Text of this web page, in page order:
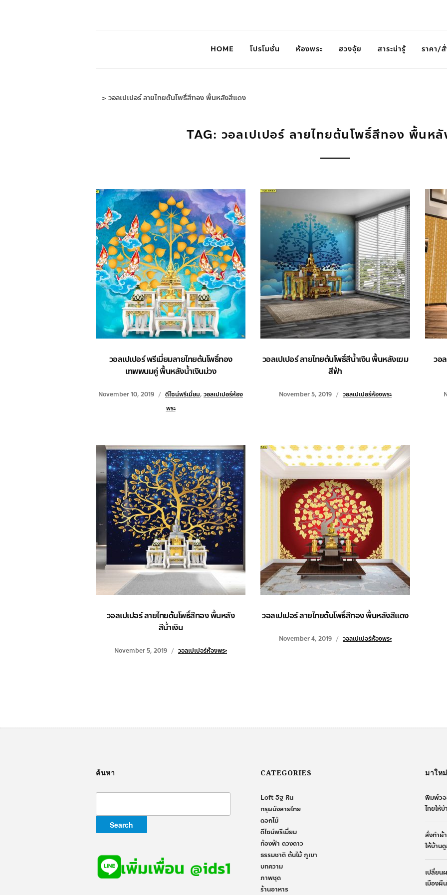
HOME โปรโมชั่น ห้องพระ ฮวงจุ้ย สาระน่ารู้ ราคา/
>วอลเปเปอร์ ลายไทยต้นโพธิ์สีทอง พื้นหลังสีแดง
TAG: วอลเปเปอร์ ลายไทยต้นโพธิ์สีทอง พื้นห
วอลเปเปอร์ พรีเมี่ยมลายไทยต้นโพธิ์ทอง
เทพพนมคู่ พื้นหลังน้ำเงินม่วง
November 10, 2019 ดีไซน์พรีเมี่ยม, วอลเปเปอร์ห้อง
พระ
วอลเปเปอร์ ลายไทยต้นโพธิ์สีน้ำเงิน พื้นหลังเฆม
สีฟ้า
November 5, 2019 วอลเปเปอร์ห้องพระ
วอ
วอลเปเปอร์ ลายไทยต้นโพธิ์สีทอง พื้นหลัง
สีน้ำเงิน
November 5, 2019 วอลเปเปอร์ห้องพระ
วอลเปเปอร์ ลายไทยต้นโพธิ์สีทอง พื้นหลังสีแดง
November 4, 2019 วอลเปเปอร์ห้องพระ
ค้นหา CATEGORIES
Loft อิฐ หิน
กรุผนังลายไทย
ดอกไม้
ดีไซน์พรีเมี่ยม
ท้องฟ้า ดวงดาว
ธรรมชาติ ต้นไม้ ภูเขา
บทความ
ภาพชุด
ร้านอาหาร
มาใหม่
พิมพ์วอ
ไทยให้
สั่งทำผ้
ให้บ้าน
เปลี่ยน
เมืองผื